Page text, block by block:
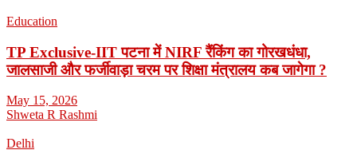
Education
TP Exclusive-IIT पटना में NIRF रैंकिंग का गोरखधंधा,
जालसाजी और फर्जीवाड़ा चरम पर शिक्षा मंत्रालय कब जागेगा ?
May 15, 2026
Shweta R Rashmi
Delhi